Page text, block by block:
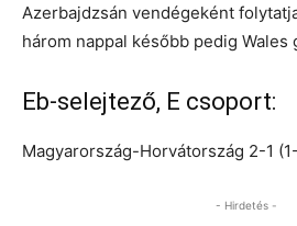
Azerbajdzsán vendégeként
három nappal később pedig Wales
Eb-selejtező, E csoport:
Magyarország-Horvátország 2-1
- Hirdetés -